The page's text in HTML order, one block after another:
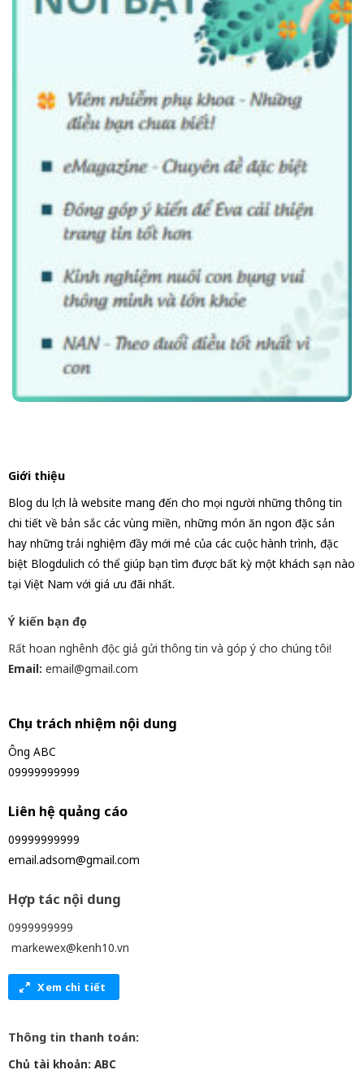
Giới thiệu
Blog du lịch là website mang đến cho mọi người những thông tin
chi tiết về bản sắc các vùng miền, những món ăn ngon đặc sản
hay những trải nghiệm đầy mới mẻ của các cuộc hành trình, đặc
biệt Blogdulich có thể giúp bạn tìm được bất kỳ một khách sạn nào
tại Việt Nam với giá ưu đãi nhất.
Ý kiến bạn đọc
Rất hoan nghênh độc giả gửi thông tin và góp ý cho chúng tôi!
Email: email@gmail.com
Chịu trách nhiệm nội dung
Ông ABC
09999999999
Liên hệ quảng cáo
09999999999
email.adsom@gmail.com
Hợp tác nội dung
0999999999
markewex@kenh10.vn
Xem chi tiết
Thông tin thanh toán:
Chủ tài khoản: ABC